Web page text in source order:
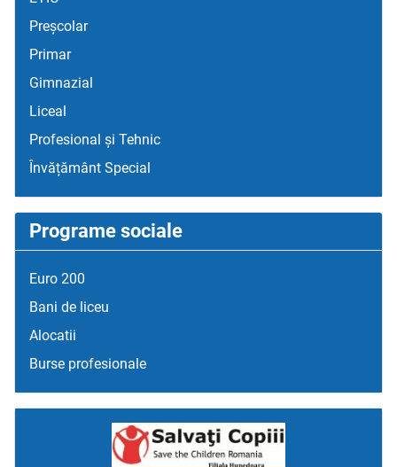
Preșcolar
Primar
Gimnazial
Liceal
Profesional și Tehnic
Învățământ Special
Programe sociale
Euro 200
Bani de liceu
Alocatii
Burse profesionale